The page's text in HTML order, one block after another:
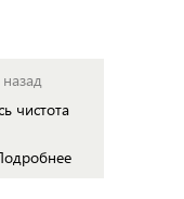
чистота